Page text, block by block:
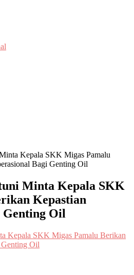
Kepala SKK Migas Pamalu
Bagi Genting Oil
Minta Kepala SKK
Kepastian
Genting Oil